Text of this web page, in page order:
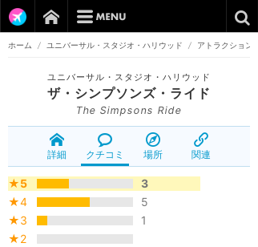
ホーム / ユニバーサル・スタジオ・ハリウッド / アトラクション
ユニバーサル・スタジオ・ハリウッド
ザ・シンプソンズ・ライド
The Simpsons Ride
詳細 クチコミ 場所 関連
★5
3
★4
5
★3
1
★2